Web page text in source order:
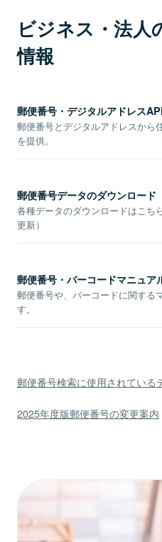
ビジネス・法人
情報
郵便番号・デジタルアドレスAPI
郵便番号とデジタルアドレスから
を提供。
郵便番号データのダウンロード
各種データのダウンロードはこち
更新）
郵便番号・バーコードマニュア
郵便番号や、バーコードに関する
す。
郵便番号検索に使用されている
2025年度版郵便番号の変更案内